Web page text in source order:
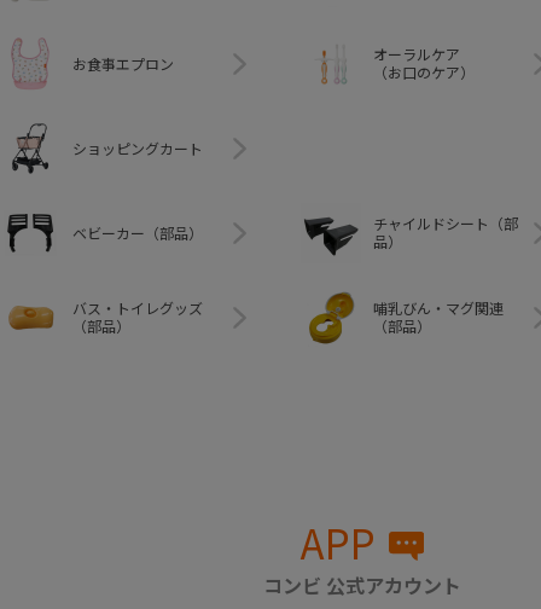
お食事エプロン
オーラルケア
（お口のケア）
ショッピングカート
ベビーカー（部品）
チャイルドシート（部
品）
バス・トイレグッズ
（部品）
哺乳びん・マグ関連
（部品）
APP
コンビ 公式アカウント